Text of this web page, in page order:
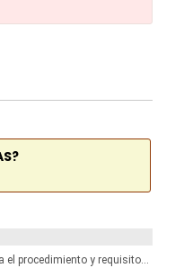
MINEDU publicó anexos de la R. VM. N° 005-2024-MINEDU que aprueban «Norma que regula el procedimiento y requisitos para la contratación de auxiliares de Educación 2024»